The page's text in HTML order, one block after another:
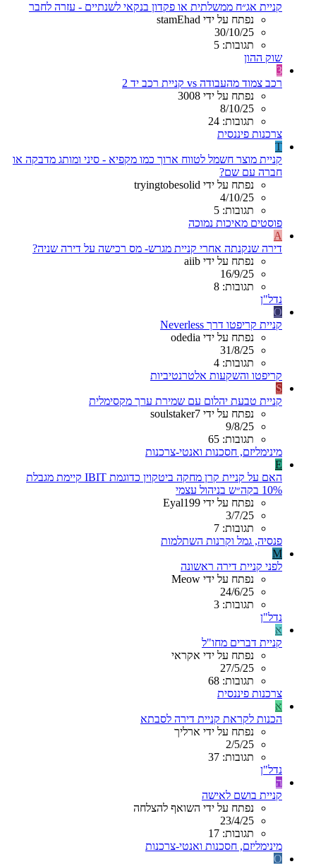
קניית אג״ח ממשלתית או פקדון בנקאי לשנתיים - עזרה לחבר
נפתח על ידי stamEhad
30/10/25
תגובות: 5
שוק ההון
3
רכב צמוד מהעבודה vs קניית רכב יד 2
נפתח על ידי 3008
8/10/25
תגובות: 24
צרכנות פיננסית
T
קניית מוצר חשמל לטווח ארוך כמו מקפיא - סיני ומותג מדבקה או
חברה עם שם?
נפתח על ידי tryingtobesolid
4/10/25
תגובות: 5
פוסטים מאיכות נמוכה
A
דירה שנקנתה אחרי קניית מגרש- מס רכישה על דירה שניה?
נפתח על ידי aiib
16/9/25
תגובות: 8
נדל"ן
O
קניית קריפטו דרך Neverless
נפתח על ידי odedia
31/8/25
תגובות: 4
קריפטו והשקעות אלטרנטיביות
S
קניית טבעת יהלום עם שמירת ערך מקסימלית
נפתח על ידי soulstaker7
9/8/25
תגובות: 65
מינימליזם, חסכנות ואנטי-צרכנות
E
האם על קניית קרן מחקה ביטקוין כדוגמת IBIT קיימת מגבלת
10% בקה״ש בניהול עצמי
נפתח על ידי Eyal199
3/7/25
תגובות: 7
פנסיה, גמל וקרנות השתלמות
M
לפני קניית דירה ראשונה
נפתח על ידי Meow
24/6/25
תגובות: 3
נדל"ן
א
קניית דברים מחו"ל
נפתח על ידי אקראי
27/5/25
תגובות: 68
צרכנות פיננסית
א
הכנות לקראת קניית דירה לסבתא
נפתח על ידי ארליך
2/5/25
תגובות: 37
נדל"ן
ה
קניית בושם לאישה
נפתח על ידי השואף להצלחה
23/4/25
תגובות: 17
מינימליזם, חסכנות ואנטי-צרכנות
O